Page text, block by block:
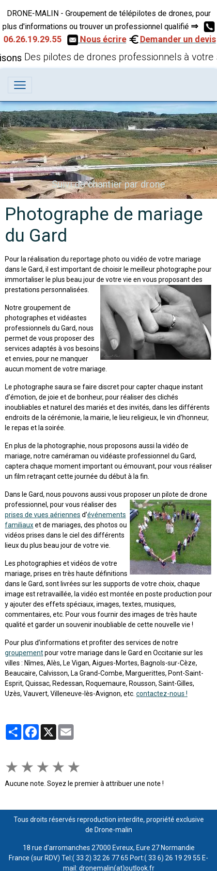
DRONE-MALIN - Groupement de télépilotes de drones, pour
plus d'informations ou trouver un professionnel qualifié ⇒
06.26.19.29.55
Nous écrire Demander un devis
Des pilotes de drones professionnels à votre
Suivi de chantier par drone
Photographe de mariage
du Gard
Pour la réalisation du reportage photo ou vidéo de votre mariage
dans le Gard, il est important de choisir le meilleur photographe pour
immortaliser le plus beau jour de votre vie en vous proposant des
prestations personnalisées.
Notre groupement de
photographes et vidéastes
professionnels du Gard, nous
permet de vous proposer des
services adaptés à vos besoins
et envies, pour ne manquer
aucun moment de votre mariage.
Le photographe saura se faire discret pour capter chaque instant
d’émotion, de joie et de bonheur, pour réaliser des clichés
inoubliables et naturel des mariés et des invités, dans les différents
endroits de la cérémonie, la mairie, le lieu religieux, le vin d’honneur,
le repas et la soirée.
En plus de la photographie, nous proposons aussi la vidéo de
mariage, notre caméraman ou vidéaste professionnel du Gard,
captera chaque moment important ou émouvant, pour vous réaliser
un film retraçant cette journée du début à la fin.
Dans le Gard, nous pouvons aussi vous proposer un pilote de drone
professionnel, pour vous réaliser des
prises de vues aériennes d’événements
familiauxet de mariages, des photos ou
vidéos prises dans le ciel des différents
lieux du plus beau jour de votre vie.
Les photographies et vidéos de votre
mariage, prises en très haute définitions
dans le Gard, sont livrées sur les supports de votre choix, chaque
image est retravaillée, la vidéo est montée en poste production pour
y ajouter des effets spéciaux, images, textes, musiques,
commentaires, etc. Pour vous fournir des images de très haute
qualité et garder un souvenir inoubliable de cette nouvelle vie !
Pour plus d’informations et profiter des services de notre
groupementpour votre mariage dans le Gard en Occitanie sur les
villes : Nîmes, Alès, Le Vigan, Aigues-Mortes, Bagnols-sur-Cèze,
Beaucaire, Calvisson, La Grand-Combe, Marguerittes, Pont-Saint-
Esprit, Quissac, Redessan, Roquemaure, Rousson, Saint-Gilles,
Uzès, Vauvert, Villeneuve-lès-Avignon, etc. contactez-nous !
PartagerFacebook
X
★ ★ ★ ★ ★
Aucune note. Soyez le premier à attribuer une note !
Tous droits réservés reproduction interdite, propriété exclusive
de Drone-malin
18 rue d'arromanches 27000 Evreux, Eure 27 Normandie
France (sur RDV) Tel:( 33 2) 32 26 77 65 Port:( 33 6) 26 19 29 55 E-
mail: dronemalin(at)outlook.fr